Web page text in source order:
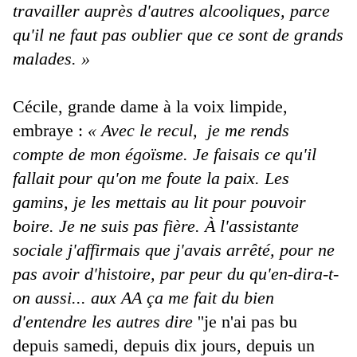
travailler auprès d'autres alcooliques, parce
qu'il ne faut pas oublier que ce sont de grands
malades. »
Cécile, grande dame à la voix limpide,
embraye : « Avec le recul, je me rends
compte de mon égoïsme. Je faisais ce qu'il
fallait pour qu'on me foute la paix. Les
gamins, je les mettais au lit pour pouvoir
boire. Je ne suis pas fière. À l'assistante
sociale j'affirmais que j'avais arrêté, pour ne
pas avoir d'histoire, par peur du qu'en-dira-t-
on aussi... aux AA ça me fait du bien
d'entendre les autres dire ''je n'ai pas bu
depuis samedi, depuis dix jours, depuis un